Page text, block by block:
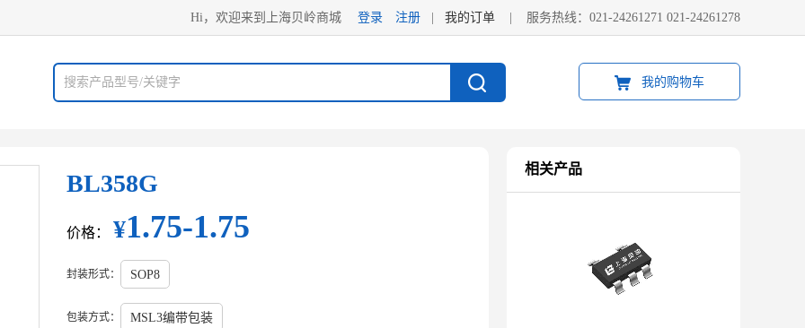
Hi，欢迎来到上海贝岭商城 登录 注册 我的订单 服务热线：021-24261271 021-24261278
我的购物车
BL358G
价格： ¥1.75-1.75
封装形式： SOP8
包装方式： MSL3编带包装
相关产品